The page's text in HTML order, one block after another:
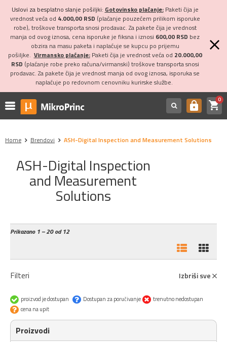
Uslovi za besplatno slanje pošiljki: Gotovinsko plaćanje:Paketi čija je
vrednost veća od 4.000,00 RSD (plaćanje pouzećem prilikom isporuke
robe), troškove transporta snosi prodavac. Za pakete čija je vrednost
manja od ovog iznosa, cena isporuke je fiksna i iznosi 600,00 RSD bez
obzira na masu paketa i naplaćuje se kupcu po prijemu
pošiljke. Virmansko plaćanje:Paketi čija je vrednost veća od 20.000,00
RSD (plaćanje robe preko računa/virmanski) troškove transporta snosi
prodavac. Za pakete čija je vrednost manja od ovog iznosa, isporuka se
naplaćuje po redovnom cenovniku kurirske službe.
https shopping_cart0
Home Brendovi ASH-Digital Inspection and Measurement Solutions
ASH-Digital Inspection
and Measurement
Solutions
Prikazano1 – 20 od 12
Filteri Izbriši sve
proizvod je dostupan Dostupan za poručivanje
trenutno nedostupan
cena na upit
Proizvodi